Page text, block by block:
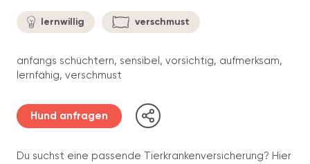
lernwillig verschmust
anfangs schüchtern, sensibel, vorsichtig, aufmerksam,
lernfähig, verschmust
Hund anfragen
Du suchst eine passende Tierkrankenversicherung? Hier